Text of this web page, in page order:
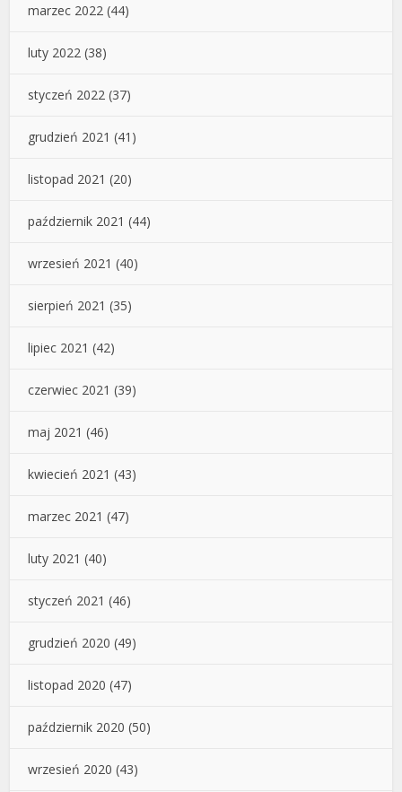
marzec 2022 (44)
luty 2022 (38)
styczeń 2022 (37)
grudzień 2021 (41)
listopad 2021 (20)
październik 2021 (44)
wrzesień 2021 (40)
sierpień 2021 (35)
lipiec 2021 (42)
czerwiec 2021 (39)
maj 2021 (46)
kwiecień 2021 (43)
marzec 2021 (47)
luty 2021 (40)
styczeń 2021 (46)
grudzień 2020 (49)
listopad 2020 (47)
październik 2020 (50)
wrzesień 2020 (43)